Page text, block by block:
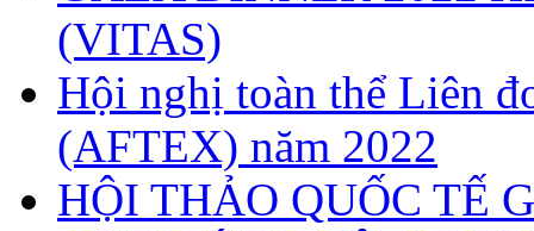
(VITAS)
Hội nghị toàn thể Liên
(AFTEX) năm 2022
HỘI THẢO QUỐC TẾ